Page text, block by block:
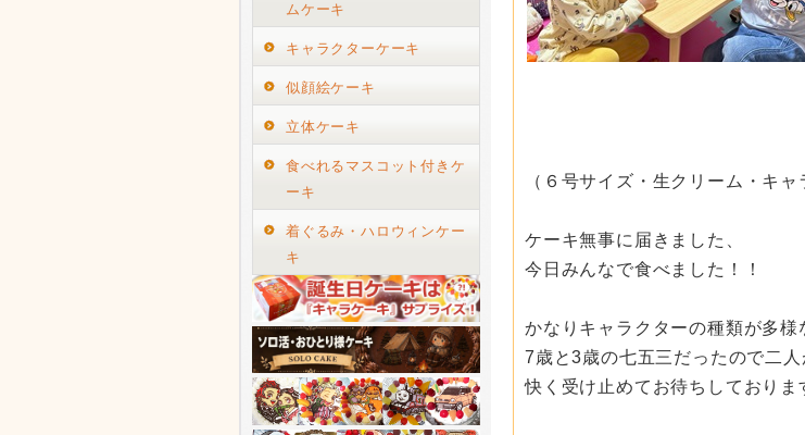
（６号サイズ・生クリーム・キャ
ケーキ無事に届きました、
今日みんなで食べました！！
かなりキャラクターの種類が多様
7歳と3歳の七五三だったので二
快く受け止めてお待ちしておりま
ムケーキ
キャラクターケーキ
似顔絵ケーキ
立体ケーキ
食べれるマスコット付きケ
ーキ
着ぐるみ・ハロウィンケー
キ